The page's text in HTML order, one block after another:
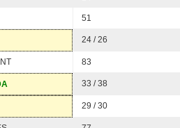
51
24 / 26
83
33 / 38
29 / 30